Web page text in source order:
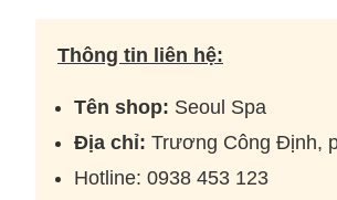
Thông tin liên hệ:
Tên shop: Seoul Spa
Địa chỉ: Trương Công Định,
Hotline: 0938 453 123